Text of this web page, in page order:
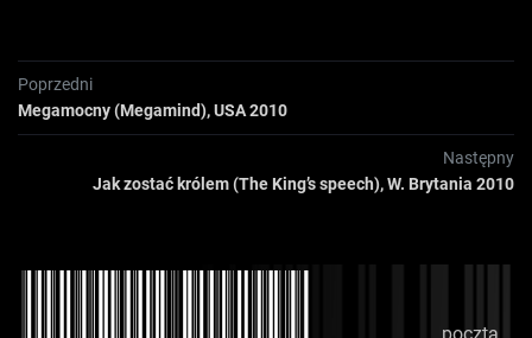
Poprzedni
Megamocny (Megamind), USA 2010
Następny
Jak zostać królem (The King’s speech), W. Brytania 2010